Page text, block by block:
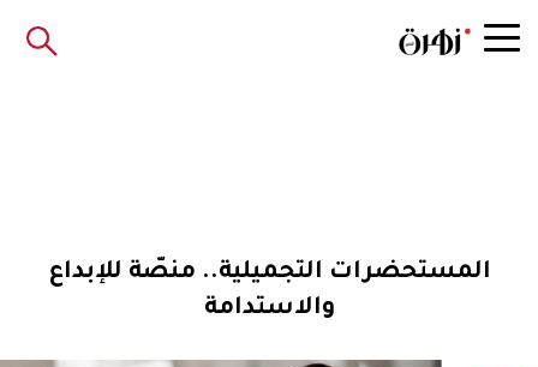
المستحضرات التجميلية.. منصّة للإبداع
والاستدامة